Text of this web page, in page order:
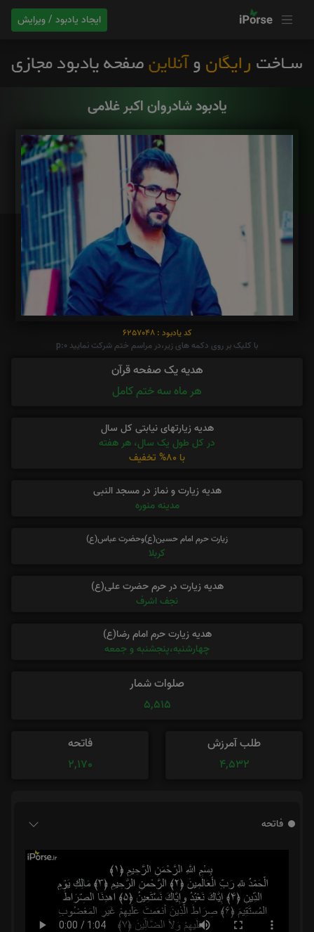
ایجاد یادبود / ویرایش
یادبود شادروان اکبر غلامی
کد یادبود : 6257048
با کلیک بر روی دکمه های زیر،در مراسم ختم شرکت نمایید p:0
هدیه یک صفحه قرآن
هر ماه سه ختم کامل
هدیه زیارتهای نیابتی کل سال
در کل طول یک سال، هر هفته
با 80% تخفیف
هدیه زیارت و نماز در مسجد النبی
مدینه منوره
زیارت حرم امام حسین(ع)وحضرت عباس(ع)
کربلا
هدیه زیارت در حرم حضرت علی(ع)
نجف اشرف
هدیه زیارت حرم امام رضا(ع)
چهارشنبه،پنجشنبه و جمعه
صلوات شمار
5,515
طلب آمرزش
4,532
فاتحه
2,170
فاتحه